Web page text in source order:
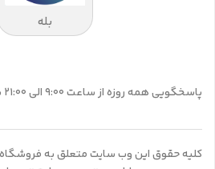
بله
پاسخگویی همه روزه از ساعت 9:00 الی 21:00 به غیر از روزهای تعطیل | شماره تماس پشتیبانی: 09195555359
کلیه حقوق این وب سایت متعلق به